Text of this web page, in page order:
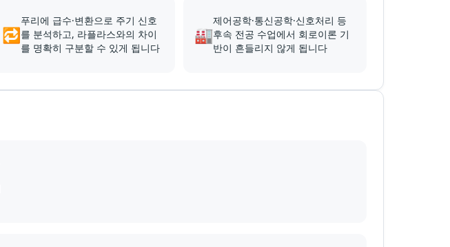
🔁
푸리에 급수·변환으로 주기 신호
를 분석하고, 라플라스와의 차이
를 명확히 구분할 수 있게 됩니다
🏭
제어공학·통신공학·신호처리 등
후속 전공 수업에서 회로이론 기
반이 흔들리지 않게 됩니다